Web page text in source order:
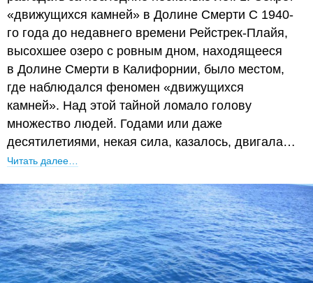
«движущихся камней» в Долине Смерти С 1940-
го года до недавнего времени Рейстрек-Плайя,
высохшее озеро с ровным дном, находящееся
в Долине Смерти в Калифорнии, было местом,
где наблюдался феномен «движущихся
камней». Над этой тайной ломало голову
множество людей. Годами или даже
десятилетиями, некая сила, казалось, двигала…
Читать далее…